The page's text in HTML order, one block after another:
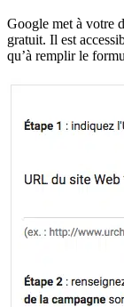
Google met à votre
gratuit. Il est
qu’à remplir le